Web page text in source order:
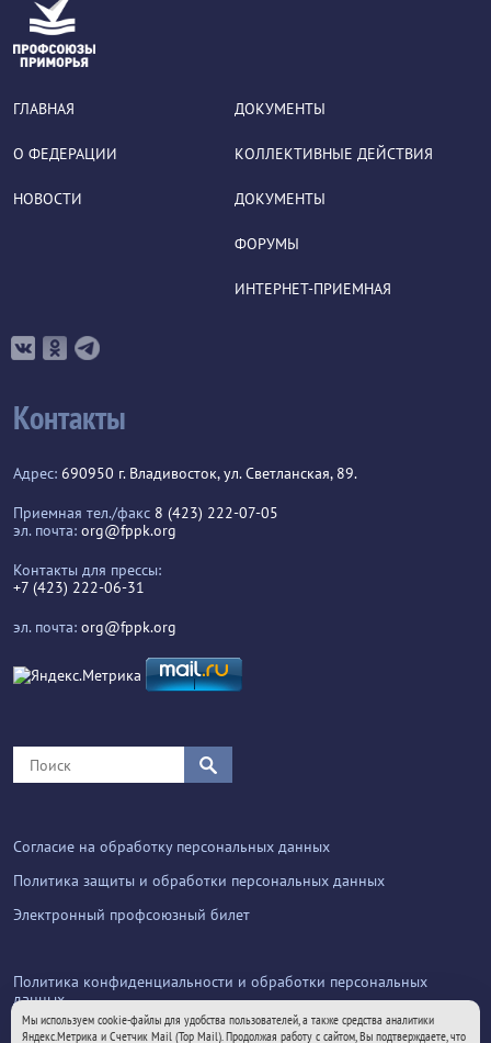
ГЛАВНАЯ
О ФЕДЕРАЦИИ
НОВОСТИ
ДОКУМЕНТЫ
КОЛЛЕКТИВНЫЕ ДЕЙСТВИЯ
ДОКУМЕНТЫ
ФОРУМЫ
ИНТЕРНЕТ-ПРИЕМНАЯ
Контакты
Адрес: 690950 г. Владивосток, ул. Светланская, 89.
Приемная тел./факс 8 (423) 222-07-05
эл. почта: org@fppk.org
Контакты для прессы:
+7 (423) 222-06-31
эл. почта: org@fppk.org
Согласие на обработку персональных данных
Политика защиты и обработки персональных данных
Электронный профсоюзный билет
Политика конфиденциальности и обработки персональных
данных
Мы используем cookie-файлы для удобства пользователей, а также средства аналитики
Яндекс.Метрика и Счетчик Mail (Top Mail). Продолжая работу с сайтом, Вы подтверждаете, что